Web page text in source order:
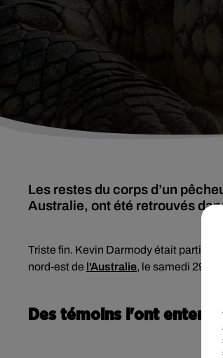
Les restes du corps d’un
Australie, ont été retrouvés
Triste fin. Kevin Darmody était parti
nord-est de l'Australie, le samedi 29
Des témoins l'ont